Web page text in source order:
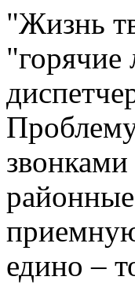
"Жизнь
едино –